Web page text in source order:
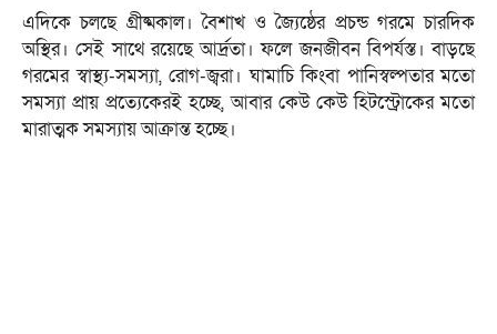
এদিকে চলছে গ্রীষ্মকাল। বৈশাখ ও জ্যৈষ্ঠের প্রচন্ড গরমে চারদিক
অস্থির। সেই সাথে রয়েছে আর্দ্রতা। ফলে জনজীবন বিপর্যস্ত। বাড়ছে
গরমের স্বাস্থ্য-সমস্যা, রোগ-জ্বরা। ঘামাচি কিংবা পানিস্বল্পতার মতো
সমস্যা প্রায় প্রত্যেকেরই হচ্ছে, আবার কেউ কেউ হিটস্ট্রোকের মতো
মারাত্মক সমস্যায় আক্রান্ত হচ্ছে।